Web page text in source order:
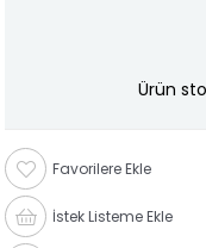
Ürün
Favorilere Ekle
İstek Listeme Ekle